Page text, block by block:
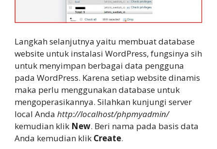
Langkah selanjutnya yaitu membuat database
website untuk instalasi WordPress, fungsinya sih
untuk menyimpan berbagai data pengguna
pada WordPress. Karena setiap website dinamis
maka perlu menggunakan database untuk
mengoperasikannya. Silahkan kunjungi server
local Anda http://localhost/phpmyadmin/
kemudian klik New. Beri nama pada basis data
Anda kemudian klik Create.